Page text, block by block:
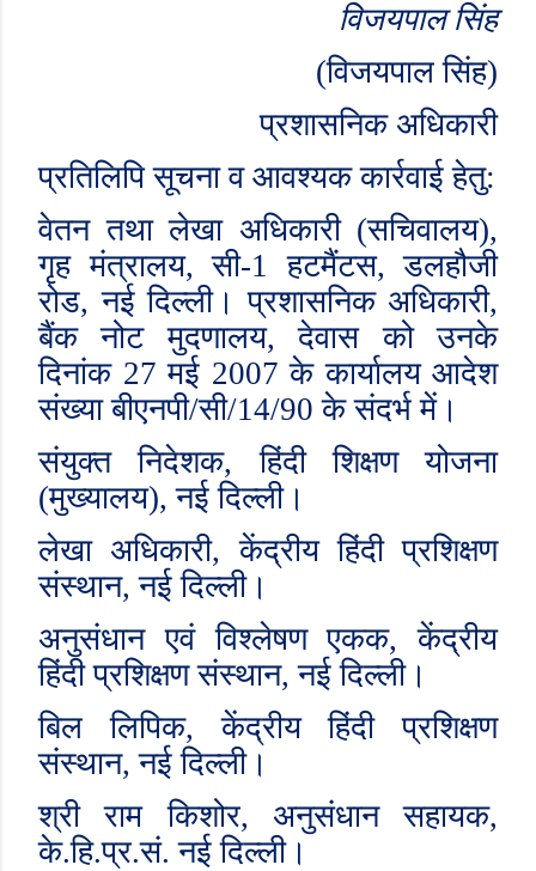
विजयपाल सिंह
(विजयपाल सिंह)
प्रशासनिक अधिकारी
प्रतिलिपि सूचना व आवश्यक कार्रवाई हेतु:
वेतन तथा लेखा अधिकारी (सचिवालय),
गृह मंत्रालय,सी-1 हटमैंटस,डलहौजी
रोड,नई दिल्ली। प्रशासनिक अधिकारी,
बैंक नोट मुदणालय,देवास को उनके
दिनांक 27 मई 2007 के कार्यालय आदेश
संख्या बीएनपी/सी/14/90 के संदर्भ में।
संयुक्त निदेशक,हिंदी शिक्षण योजना
(मुख्यालय),नई दिल्ली।
लेखा अधिकारी,केंद्रीय हिंदी प्रशिक्षण
संस्थान,नई दिल्ली।
अनुसंधान एवं विश्लेषण एकक,केंद्रीय
हिंदी प्रशिक्षण संस्थान,नई दिल्ली।
बिल लिपिक,केंद्रीय हिंदी प्रशिक्षण
संस्थान,नई दिल्ली।
श्री राम किशोर, अनुसंधान सहायक,
के.हि.प्र.सं. नई दिल्ली।